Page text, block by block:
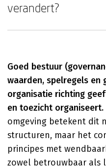
verandert?
Goed bestuur
waarden, spelregels en
organisatie richting
en toezicht organiseert.
omgeving betekent dit
structuren, maar het
principes met
zowel betrouwbaar als